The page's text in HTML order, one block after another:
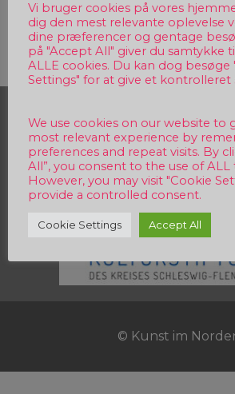
Sponsor
© Kunst im
Vi bruger cookies på vores
dig den mest relevante oplevelse
dine præferencer og gentage
på "Accept All" giver du samtykke
ALLE cookies. Du kan dog besøge
Settings" for at give et kontrolleret
We use cookies on our website to
most relevant experience by
preferences and repeat visits. By
All”, you consent to the use of ALL
However, you may visit "Cookie
provide a controlled consent.
Cookie Settings Accept All